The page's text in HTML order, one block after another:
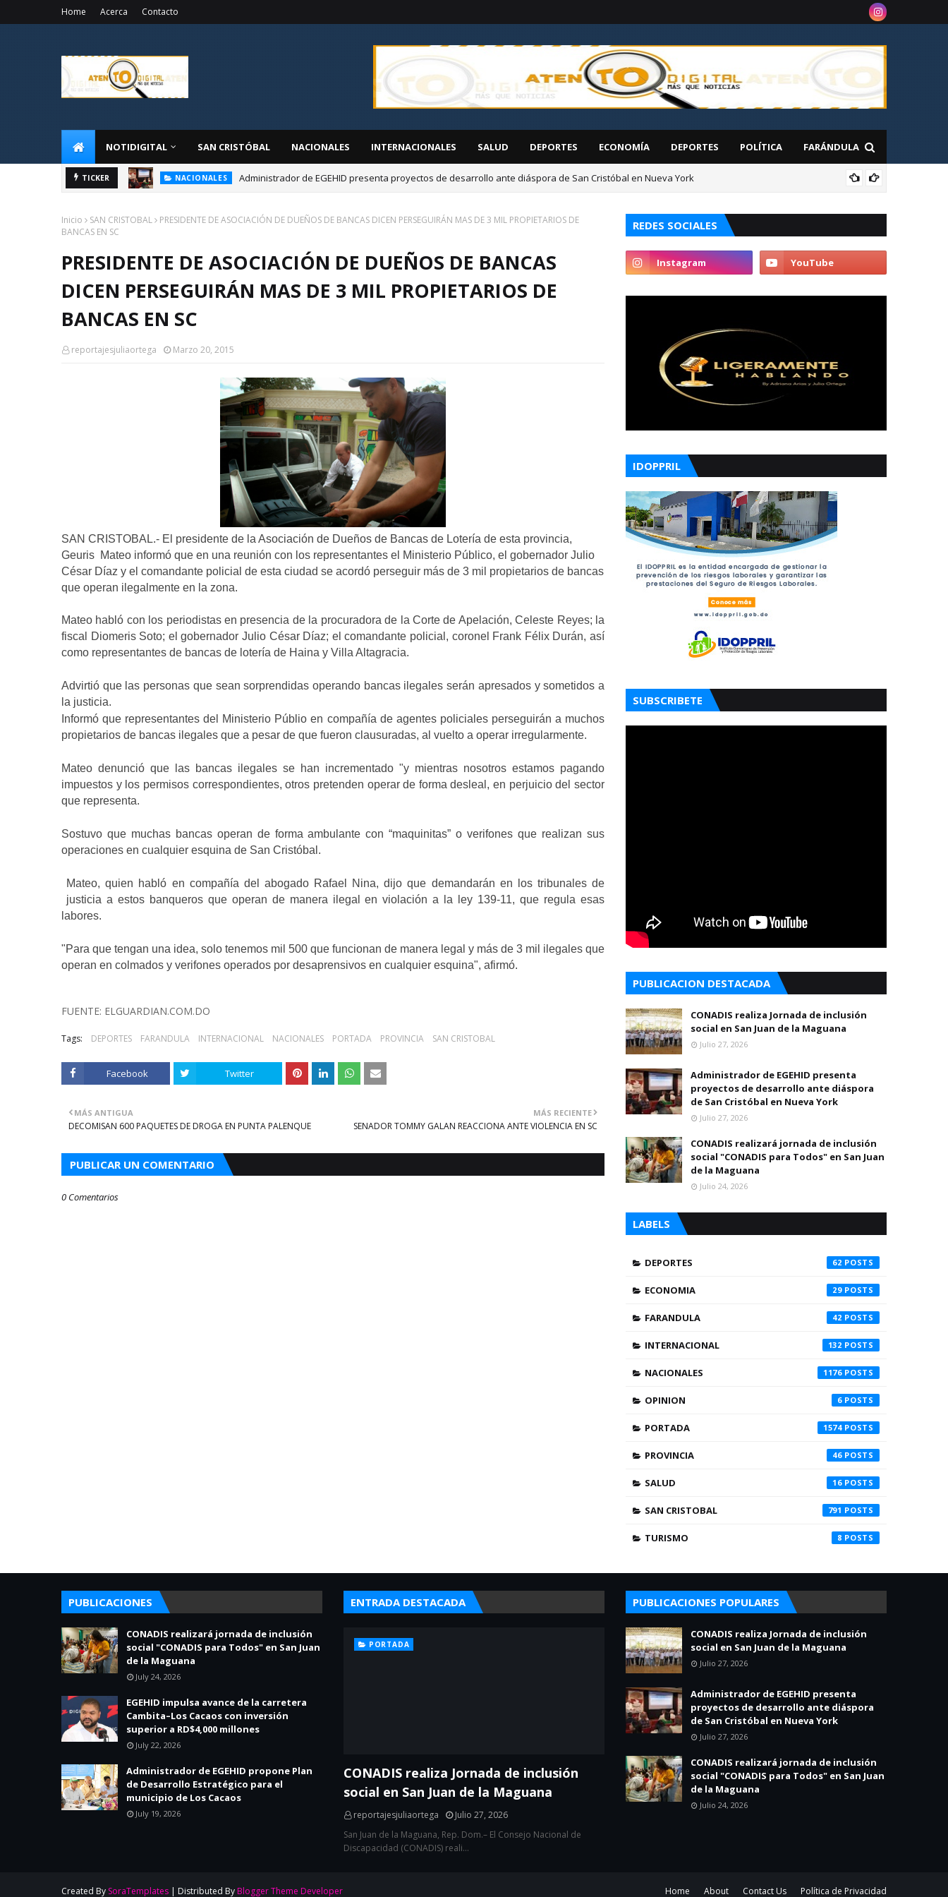
Home Acerca Contacto
NOTIDIGITAL SAN CRISTÓBAL NACIONALES INTERNACIONALES SALUD DEPORTES ECONOMÍA DEPORTES POLÍTICA FARÁNDULA
TICKER NACIONALES Administrador de EGEHID presenta proyectos de desarrollo ante diáspora de San Cristóbal en Nueva York
Inicio SAN CRISTOBAL
PRESIDENTE DE ASOCIACIÓN DE DUEÑOS DE BANCAS DICEN PERSEGUIRÁN MAS DE 3 MIL PROPIETARIOS DE
BANCAS EN SC
PRESIDENTE DE ASOCIACIÓN DE DUEÑOS DE BANCAS
DICEN PERSEGUIRÁN MAS DE 3 MIL PROPIETARIOS DE
BANCAS EN SC
reportajesjuliaortega Marzo 20, 2015
SAN CRISTOBAL.- El presidente de la Asociación de Dueños de Bancas de Lotería de esta provincia,
Geuris Mateo informó que en una reunión con los representantes el Ministerio Público, el gobernador Julio
César Díaz y el comandante policial de esta ciudad se acordó perseguir más de 3 mil propietarios de bancas
que operan ilegalmente en la zona.
Mateo habló con los periodistas en presencia de la procuradora de la Corte de Apelación, Celeste Reyes; la
fiscal Diomeris Soto; el gobernador Julio César Díaz; el comandante policial, coronel Frank Félix Durán, así
como representantes de bancas de lotería de Haina y Villa Altagracia.
Advirtió que las personas que sean sorprendidas operando bancas ilegales serán apresados y sometidos a
la justicia.
Informó que representantes del Ministerio Públio en compañía de agentes policiales perseguirán a muchos
propietarios de bancas ilegales que a pesar de que fueron clausuradas, al vuelto a operar irregularmente.
Mateo denunció que las bancas ilegales se han incrementado "y mientras nosotros estamos pagando
impuestos y los permisos correspondientes, otros pretenden operar de forma desleal, en perjuicio del sector
que representa.
Sostuvo que muchas bancas operan de forma ambulante con “maquinitas” o verifones que realizan sus
operaciones en cualquier esquina de San Cristóbal.
Mateo, quien habló en compañía del abogado Rafael Nina, dijo que demandarán en los tribunales de
justicia a estos banqueros que operan de manera ilegal en violación a la ley 139-11, que regula esas
labores.
"Para que tengan una idea, solo tenemos mil 500 que funcionan de manera legal y más de 3 mil ilegales que
operan en colmados y verifones operados por desaprensivos en cualquier esquina", afirmó.
FUENTE: ELGUARDIAN.COM.DO
Tags: DEPORTES FARANDULA INTERNACIONAL NACIONALES PORTADA PROVINCIA SAN CRISTOBAL
Facebook Twitter
MÁS RECIENTE
SENADOR TOMMY GALAN REACCIONA ANTE VIOLENCIA EN SC
MÁS ANTIGUA
DECOMISAN 600 PAQUETES DE DROGA EN PUNTA PALENQUE
PUBLICAR UN COMENTARIO
0 Comentarios
REDES SOCIALES
IDOPPRIL
SUBSCRIBETE
PUBLICACION DESTACADA
CONADIS realiza Jornada de inclusión
social en San Juan de la Maguana
Julio 27, 2026
Administrador de EGEHID presenta
proyectos de desarrollo ante diáspora
de San Cristóbal en Nueva York
Julio 27, 2026
CONADIS realizará jornada de inclusión
social "CONADIS para Todos" en San Juan
de la Maguana
Julio 24, 2026
LABELS
DEPORTES 62
ECONOMIA 29
FARANDULA 42
INTERNACIONAL 132
NACIONALES 1176
OPINION 6
PORTADA 1574
PROVINCIA 46
SALUD 16
SAN CRISTOBAL 791
TURISMO 8
PUBLICACIONES
CONADIS realizará jornada de inclusión
social "CONADIS para Todos" en San Juan
de la Maguana
July 24, 2026
EGEHID impulsa avance de la carretera
Cambita–Los Cacaos con inversión
superior a RD$4,000 millones
July 22, 2026
Administrador de EGEHID propone Plan
de Desarrollo Estratégico para el
municipio de Los Cacaos
July 19, 2026
ENTRADA DESTACADA
PORTADA
CONADIS realiza Jornada de inclusión
social en San Juan de la Maguana
reportajesjuliaortega
Julio 27, 2026
San Juan de la Maguana, Rep. Dom.– El Consejo Nacional de
Discapacidad (CONADIS) reali…
PUBLICACIONES POPULARES
CONADIS realiza Jornada de inclusión
social en San Juan de la Maguana
Julio 27, 2026
Administrador de EGEHID presenta
proyectos de desarrollo ante diáspora
de San Cristóbal en Nueva York
Julio 27, 2026
CONADIS realizará jornada de inclusión
social "CONADIS para Todos" en San Juan
de la Maguana
Julio 24, 2026
Home About Contact Us Política de Privacidad
Created By SoraTemplates | Distributed By Blogger Theme Developer